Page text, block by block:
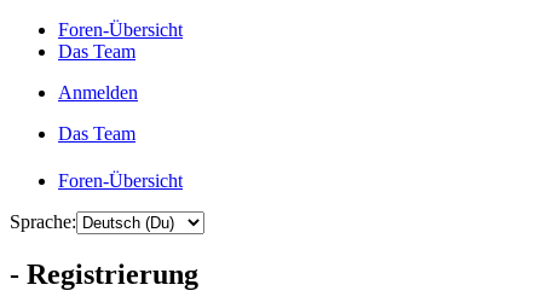
Foren-Übersicht
Das Team
Anmelden
Das Team
Foren-Übersicht
Sprache:
- Registrierung